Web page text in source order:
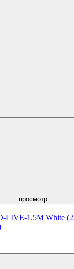
просмотр
LIVE-1.5M White